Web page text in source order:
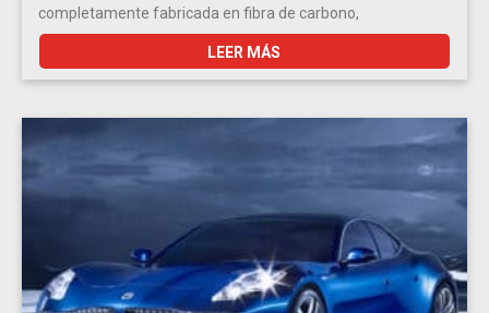
completamente fabricada en fibra de carbono,
LEER MÁS